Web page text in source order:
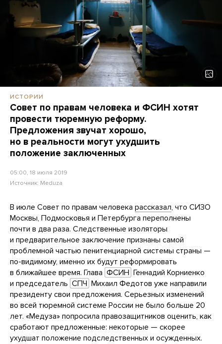
ИСТОРИИ
Совет по правам человека и ФСИН хотят
провести тюремную реформу.
Предложения звучат хорошо,
но в реальности могут ухудшить
положение заключенных
05:00, 18 июля 2019
Источник: Meduza
В июле Совет по правам человека рассказал, что СИЗО
Москвы, Подмосковья и Петербурга переполнены
почти в два раза. Следственные изоляторы
и предварительное заключение признаны самой
проблемной частью пенитенциарной системы страны —
по-видимому, именно их будут реформировать
в ближайшее время. Глава ФСИН Геннадий Корниенко
и председатель СПЧ Михаил Федотов уже направили
президенту свои предложения. Серьезных изменений
во всей тюремной системе России не было больше 20
лет. «Медуза» попросила правозащитников оценить, как
сработают предложенные: некоторые — скорее
ухудшат положение подследственных и осужденных.